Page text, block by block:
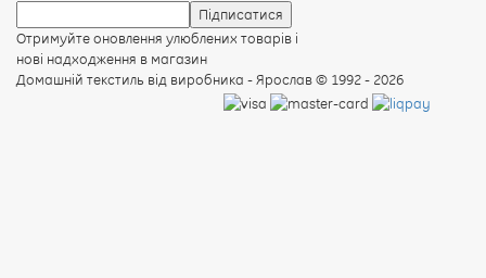
Отримуйте оновлення улюблених товарів і
нові надходження в магазин
Домашній текстиль від виробника - Ярослав© 1992 - 2026